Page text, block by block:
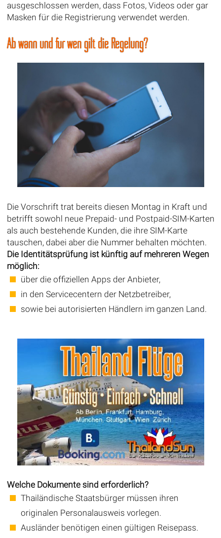
ausgeschlossen werden, dass Fotos, Videos oder gar
Masken für die Registrierung verwendet werden.
Ab wann und für wen gilt die Regelung?
Die Vorschrift trat bereits diesen Montag in Kraft und
betrifft sowohl neue Prepaid- und Postpaid-SIM-Karten
als auch bestehende Kunden, die ihre SIM-Karte
tauschen, dabei aber die Nummer behalten möchten.
Die Identitätsprüfung ist künftig auf mehreren Wegen
möglich:
über die offiziellen Apps der Anbieter,
in den Servicecentern der Netzbetreiber,
sowie bei autorisierten Händlern im ganzen Land.
Welche Dokumente sind erforderlich?
Thailändische Staatsbürger müssen ihren
originalen Personalausweis vorlegen.
Ausländer benötigen einen gültigen Reisepass.